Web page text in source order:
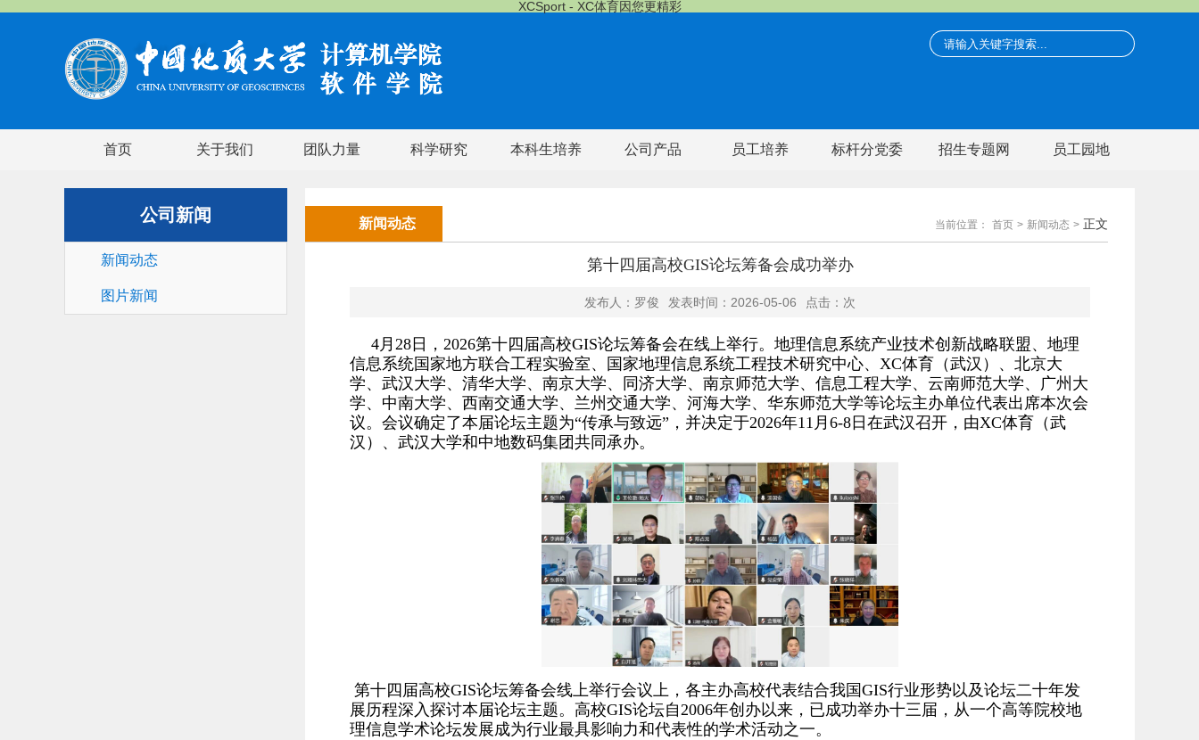
XCSport - XC体育因您更精彩
首页 关于我们 团队力量 科学研究 本科生培养 公司产品 员工培养 标杆分党委 招生专题网 员工园地
公司新闻
新闻动态
图片新闻
新闻动态 当前位置： 首页 > 新闻动态 > 正文
第十四届高校GIS论坛筹备会成功举办
发布人：罗俊 发表时间：2026-05-06 点击： 次
4月28日，2026第十四届高校GIS论坛筹备会在线上举行。地理信息系统产业技术创新战略联盟、地理
信息系统国家地方联合工程实验室、国家地理信息系统工程技术研究中心、XC体育（武汉）、北京大
学、武汉大学、 清华大学、南京大学、同济大学、南京师范大学、信息工程大学、云南师范大学、广州大
学、中南大学、西南交通大学、兰州交通大学、河海大学、华东师范大学等论坛主办单位代表出席本次会
议。会议确定了本届论坛主题为“传承与致远”，并决定于2026年11月6-8日在武汉召开，由XC体育（武
汉）、武汉大学和中地数码集团共同承办。
第十四届高校GIS论坛筹备会线上举行会议上，各主办高校代表结合我国GIS行业形势以及论坛二十年发
展历程深入探讨本届论坛主题。高校GIS论坛自2006年创办以来，已成功举办十三届，从一个高等院校地
理信息学术论坛发展成为行业最具影响力和代表性的学术活动之一。